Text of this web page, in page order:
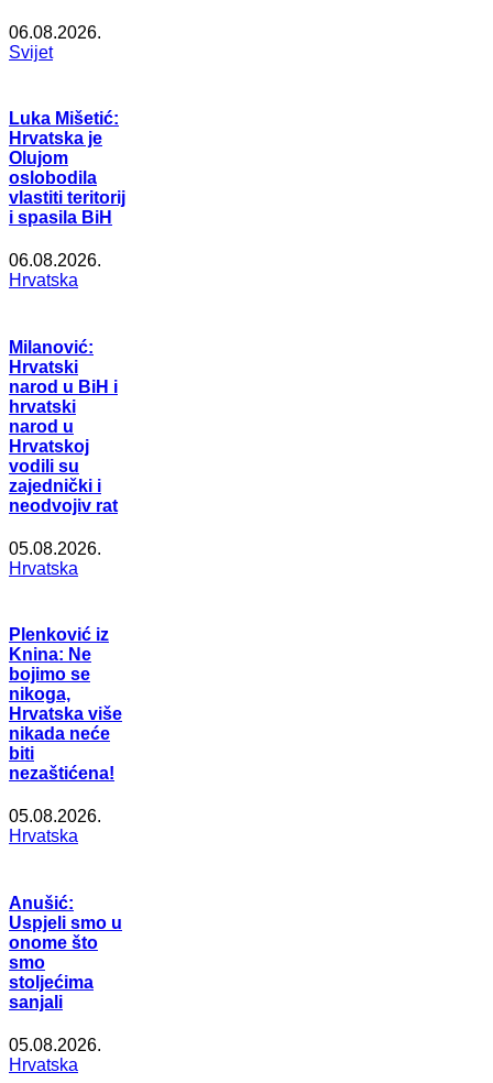
06.08.2026.
Svijet
Luka Mišetić:
Hrvatska je
Olujom
oslobodila
vlastiti teritorij
i spasila BiH
06.08.2026.
Hrvatska
Milanović:
Hrvatski
narod u BiH i
hrvatski
narod u
Hrvatskoj
vodili su
zajednički i
neodvojiv rat
05.08.2026.
Hrvatska
Plenković iz
Knina: Ne
bojimo se
nikoga,
Hrvatska više
nikada neće
biti
nezaštićena!
05.08.2026.
Hrvatska
Anušić:
Uspjeli smo u
onome što
smo
stoljećima
sanjali
05.08.2026.
Hrvatska